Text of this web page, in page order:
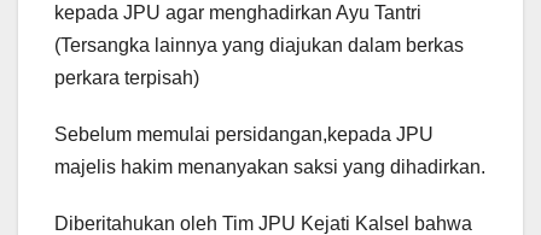
kepada JPU agar menghadirkan Ayu Tantri
(Tersangka lainnya yang diajukan dalam berkas
perkara terpisah)
Sebelum memulai persidangan,kepada JPU
majelis hakim menanyakan saksi yang dihadirkan.
Diberitahukan oleh Tim JPU Kejati Kalsel bahwa